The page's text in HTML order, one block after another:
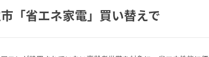
「省エネ家電」買い替えで